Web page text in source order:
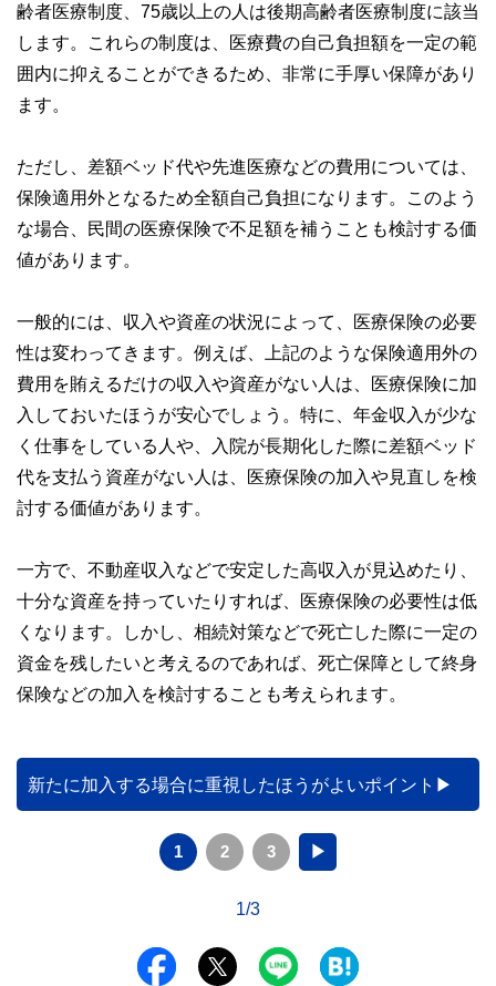
齢者医療制度、75歳以上の人は後期高齢者医療制度に該当
します。これらの制度は、医療費の自己負担額を一定の範
囲内に抑えることができるため、非常に手厚い保障があり
ます。
ただし、差額ベッド代や先進医療などの費用については、
保険適用外となるため全額自己負担になります。このよう
な場合、民間の医療保険で不足額を補うことも検討する価
値があります。
一般的には、収入や資産の状況によって、医療保険の必要
性は変わってきます。例えば、上記のような保険適用外の
費用を賄えるだけの収入や資産がない人は、医療保険に加
入しておいたほうが安心でしょう。特に、年金収入が少な
く仕事をしている人や、入院が長期化した際に差額ベッド
代を支払う資産がない人は、医療保険の加入や見直しを検
討する価値があります。
一方で、不動産収入などで安定した高収入が見込めたり、
十分な資産を持っていたりすれば、医療保険の必要性は低
くなります。しかし、相続対策などで死亡した際に一定の
資金を残したいと考えるのであれば、死亡保障として終身
保険などの加入を検討することも考えられます。
新たに加入する場合に重視したほうがよいポイント
1 2 3 ▶
1/3